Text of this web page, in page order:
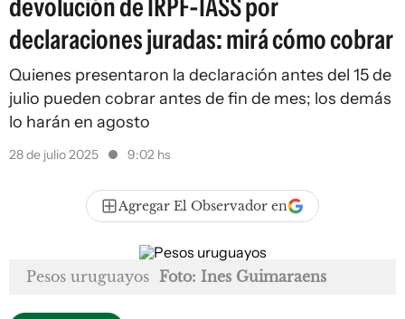
devolución de IRPF-IASS por
declaraciones juradas: mirá cómo cobrar
Quienes presentaron la declaración antes del 15 de
julio pueden cobrar antes de fin de mes; los demás
lo harán en agosto
28 de julio 2025 9:02 hs
Agregar El Observador en
Pesos uruguayos Foto: Ines Guimaraens